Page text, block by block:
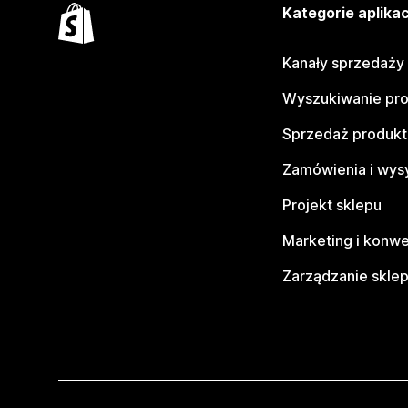
Kategorie
Kanały sprzedaży
Wyszukiwanie
Sprzedaż
Zamówienia i
Projekt sklepu
Marketing i
Zarządzanie